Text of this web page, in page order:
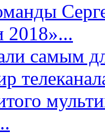
2018»...
самым